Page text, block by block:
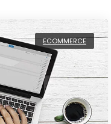
ECOMMERCE